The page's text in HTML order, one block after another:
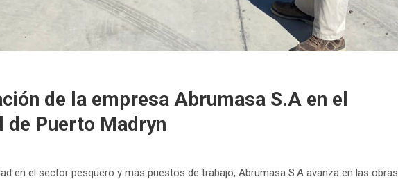
de la empresa Abrumasa S.A en el
de Puerto Madryn
en el sector pesquero y más puestos de trabajo, Abrumasa S.A avanza en las obras